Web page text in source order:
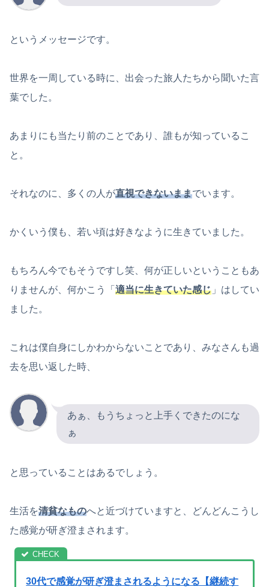
というメッセージです。
世界を一周している時に、出会った旅人たちから聞いた言
葉でした。
あまりにも当たり前のことであり、誰もが知っているこ
と。
それなのに、多くの人が直視できないままでいます。
かくいう僕も、若い頃は好きなように生きていました。
もちろん今でもそうですし笑、何が正しいということもあ
りませんが、何かこう「 適当に生きていた感じ 」はしてい
ました。
これは僕自身にしかわからないことであり、みなさんも過
去を思い返した時、
あぁ、もうちょっと上手くできたのにな
ぁ
と思っていることはあるでしょう。
生活を清貧なものへと近づけていますと、どんどんこうし
た感覚が研ぎ澄まされます。
30代で感覚が研ぎ澄まされるようになる【継続す